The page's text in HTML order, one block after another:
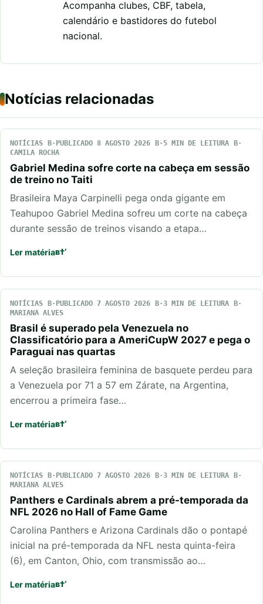
Acompanha clubes, CBF, tabela,
calendário e bastidores do futebol
nacional.
Notícias relacionadas
NOTÍCIAS PUBLICADO 8 AGOSTO 2026
5 MIN DE LEITURA
CAMILA ROCHA
Gabriel Medina sofre corte na cabeça em sessão
de treino no Taiti
Brasileira Maya Carpinelli pega onda gigante em
Teahupoo Gabriel Medina sofreu um corte na cabeça
durante sessão de treinos visando a etapa…
Ler matéria
NOTÍCIAS PUBLICADO 7 AGOSTO 2026
3 MIN DE LEITURA
MARIANA ALVES
Brasil é superado pela Venezuela no
Classificatório para a AmeriCupW 2027 e pega o
Paraguai nas quartas
A seleção brasileira feminina de basquete perdeu para
a Venezuela por 71 a 57 em Zárate, na Argentina,
encerrou a primeira fase…
Ler matéria
NOTÍCIAS PUBLICADO 7 AGOSTO 2026
3 MIN DE LEITURA
MARIANA ALVES
Panthers e Cardinals abrem a pré-temporada da
NFL 2026 no Hall of Fame Game
Carolina Panthers e Arizona Cardinals dão o pontapé
inicial na pré-temporada da NFL nesta quinta-feira
(6), em Canton, Ohio, com transmissão ao…
Ler matéria